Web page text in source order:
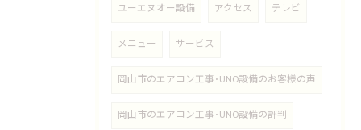
ユーエヌオー設備 アクセス テレビ
メニュー サービス
岡山市のエアコン工事･UNO設備のお客様の声
岡山市のエアコン工事･UNO設備の評判